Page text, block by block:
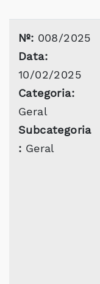
Nº: 008/2025
Data:
10/02/2025
Categoria:
Geral
Subcategoria
: Geral